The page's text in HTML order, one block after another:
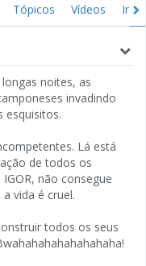
Tópicos Vídeos
noites, as
invadindo
esquisitos.
Lá está
de todos os
não consegue
vida é cruel.
todos os seus